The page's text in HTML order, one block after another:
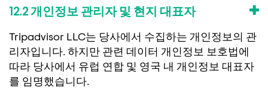
12.2 개인정보 관리자 및 현지 대표자
Tripadvisor LLC는 당사에서 수집하는 개인정보의 관
리자입니다. 하지만 관련 데이터 개인정보 보호법에
따라 당사에서 유럽 연합 및 영국 내 개인정보 대표자
를 임명했습니다.